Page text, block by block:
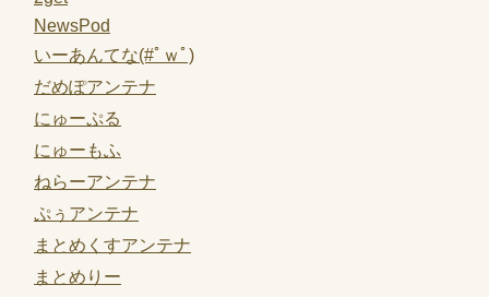
NewsPod
いーあんてな(#ﾟｗﾟ)
だめぽアンテナ
にゅーぷる
にゅーもふ
ねらーアンテナ
ぷぅアンテナ
まとめくすアンテナ
まとめりー